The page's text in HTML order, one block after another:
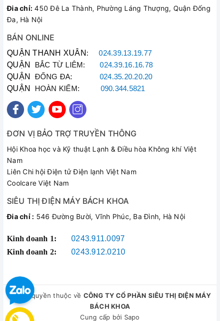
Đia chỉ: 450 Đê La Thành, Phường Láng Thượng, Quận Đống
Đa, Hà Nội
BÁN ONLINE
QUẬN THANH XUÂN :024.39.13.19.77
QUẬN BẮC TỪ LIÊM:024.39.16.16.78
QUẬN ĐỐNG ĐA: 024.35.20.20.20
QUẬN HOÀN KIẾM: 090.344.5821
ĐƠN VỊ BẢO TRỢ TRUYỀN THÔNG
Hội Khoa học và Kỹ thuật Lạnh & Điều hòa Không khí Việt
Nam
Liên Chi hội Điện tử Điện lạnh Việt Nam
Coolcare Việt Nam
SIÊU THỊ ĐIỆN MÁY BÁCH KHOA
Đia chỉ : 546 Đường Bười, Vĩnh Phúc, Ba Đình, Hà Nội
Kinh doanh 1:
0243.911.0097
Kinh doanh 2:
0243.912.0210
© Bản quyền thuộc về CÔNG TY CỔ PHẦN SIÊU THỊ ĐIỆN MÁY
BÁCH KHOA
Cung cấp bởi Sapo